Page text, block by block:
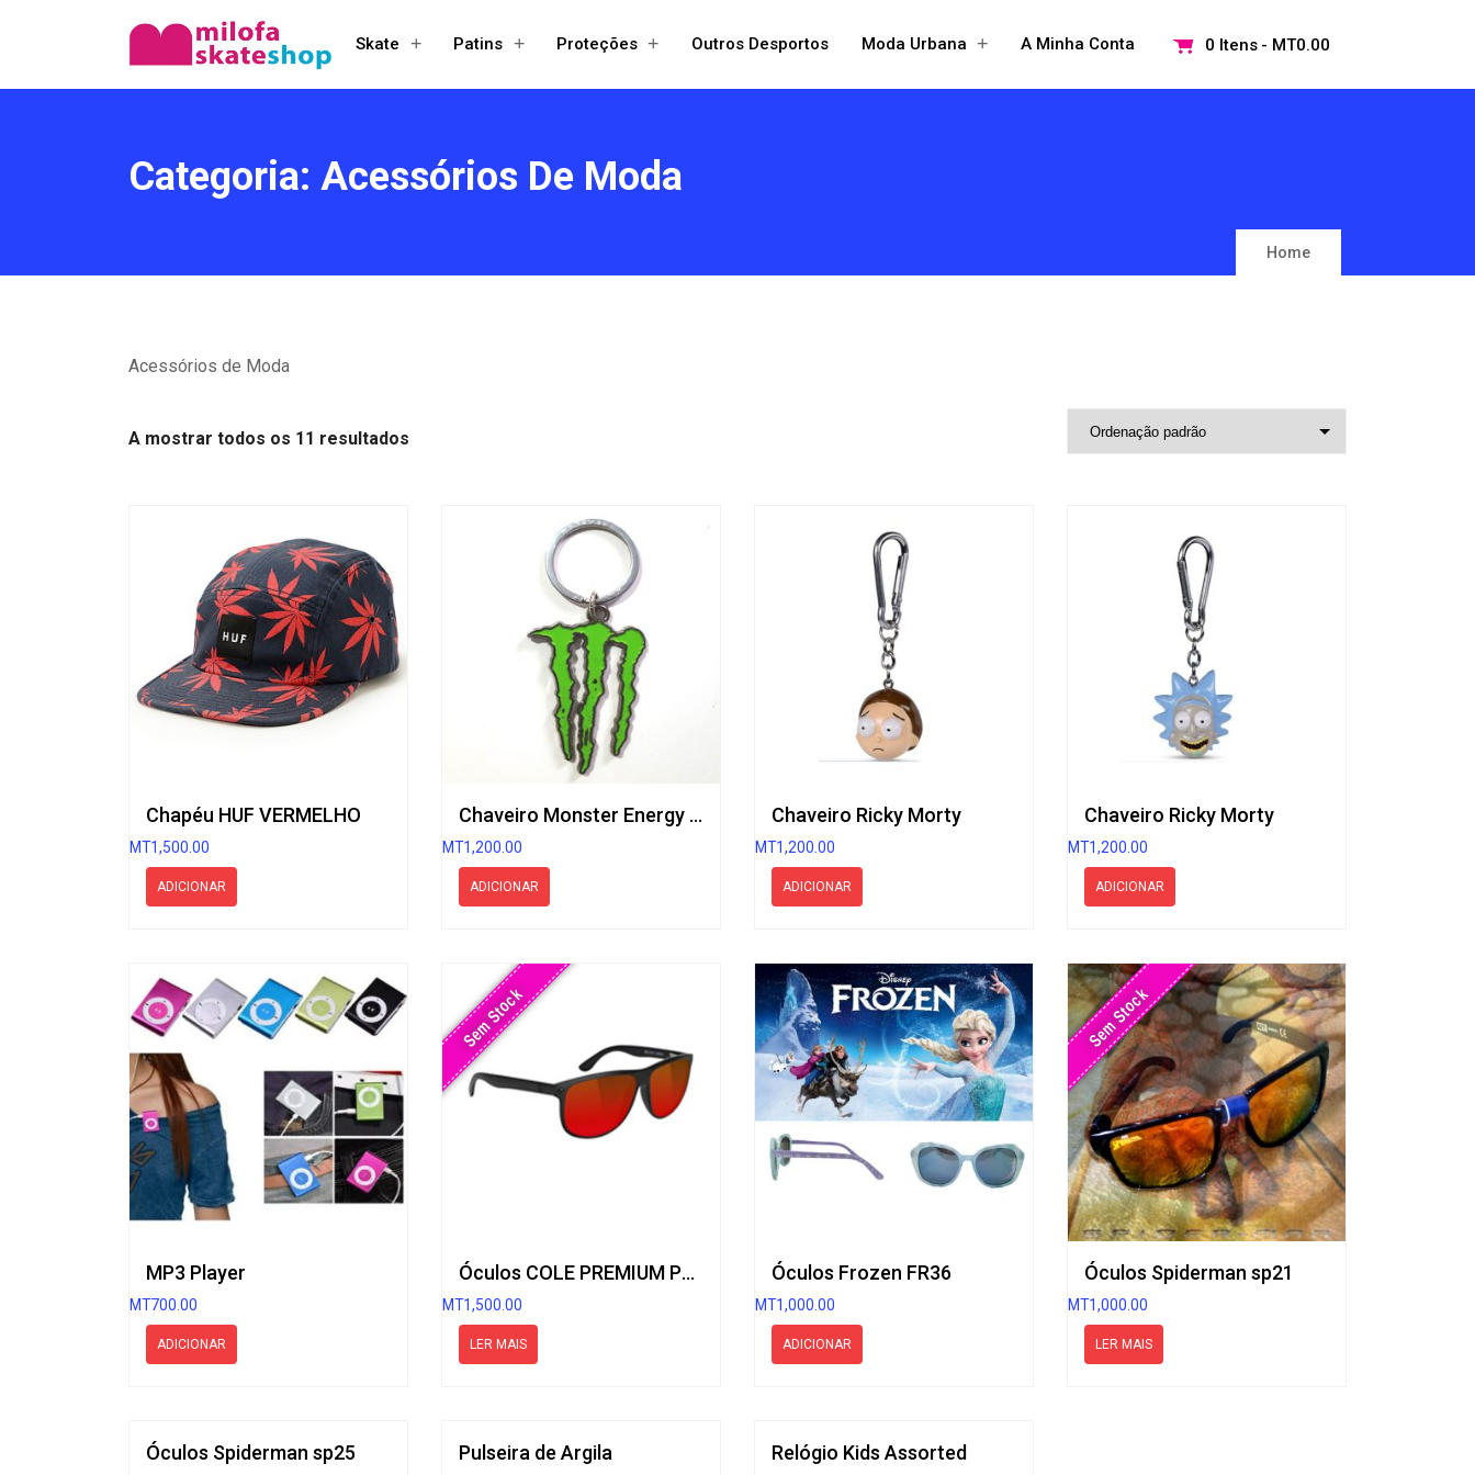
Skate +OpenPatins +OpenProteções +OpenOutros Desportos Moda Urbana +OpenA Minha Conta 0 Itens MT0.00
Categoria: Acessórios De Moda
Home
Acessórios de Moda
A mostrar todos os 11 resultados
Chapéu HUF VERMELHO
MT1,500.00
ADICIONAR
Chaveiro Monster Energy Drink
MT1,200.00
ADICIONAR
Chaveiro Ricky Morty
MT1,200.00
ADICIONAR
Chaveiro Ricky Morty
MT1,200.00
ADICIONAR
MP3 Player
MT700.00
ADICIONAR
Sem Stock
Óculos COLE PREMIUM POLARIZED BLACK RED
MT1,500.00
LER MAIS
Óculos Frozen FR36
MT1,000.00
ADICIONAR
Sem Stock
Óculos Spiderman sp21
MT1,000.00
LER MAIS
Óculos Spiderman sp25 Pulseira de Argila Relógio Kids Assorted